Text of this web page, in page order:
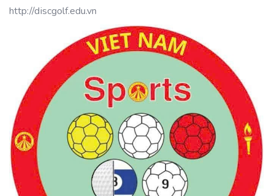
http://discgolf.edu.vn